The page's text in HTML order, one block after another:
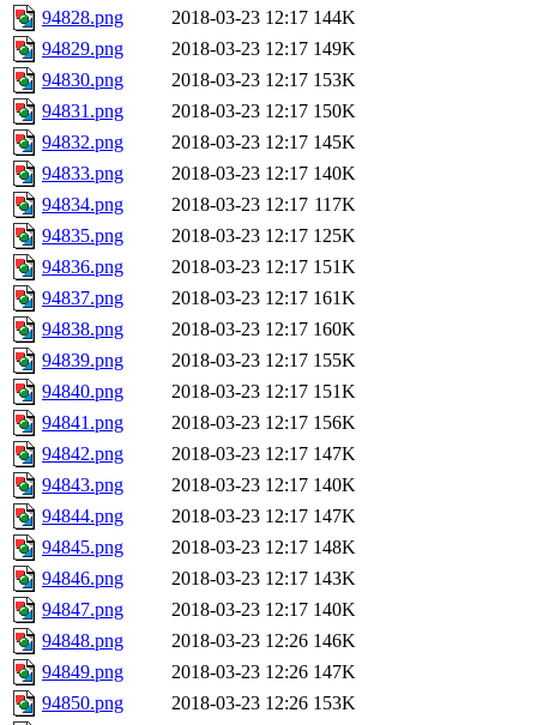
94828.png
2018-03-23 12:17 144K
94829.png
2018-03-23 12:17 149K
94830.png
2018-03-23 12:17 153K
94831.png
2018-03-23 12:17 150K
94832.png
2018-03-23 12:17 145K
94833.png
2018-03-23 12:17 140K
94834.png
2018-03-23 12:17 117K
94835.png
2018-03-23 12:17 125K
94836.png
2018-03-23 12:17 151K
94837.png
2018-03-23 12:17 161K
94838.png
2018-03-23 12:17 160K
94839.png
2018-03-23 12:17 155K
94840.png
2018-03-23 12:17 151K
94841.png
2018-03-23 12:17 156K
94842.png
2018-03-23 12:17 147K
94843.png
2018-03-23 12:17 140K
94844.png
2018-03-23 12:17 147K
94845.png
2018-03-23 12:17 148K
94846.png
2018-03-23 12:17 143K
94847.png
2018-03-23 12:17 140K
94848.png
2018-03-23 12:26 146K
94849.png
2018-03-23 12:26 147K
94850.png
2018-03-23 12:26 153K